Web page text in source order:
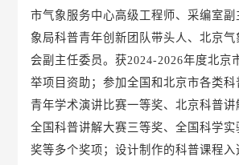
市气象服务中心高级工程师、采编室
象局科普青年创新团队带头人、北京气
会副主任委员。获2024-2026年度北京
举项目资助；参加全国和北京市各类
青年学术演讲比赛一等奖、北京科普讲
全国科普讲解大赛三等奖、全国科学
奖等多个奖项；设计制作的科普课程入